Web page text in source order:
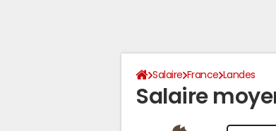
Salaire France Landes
Salaire